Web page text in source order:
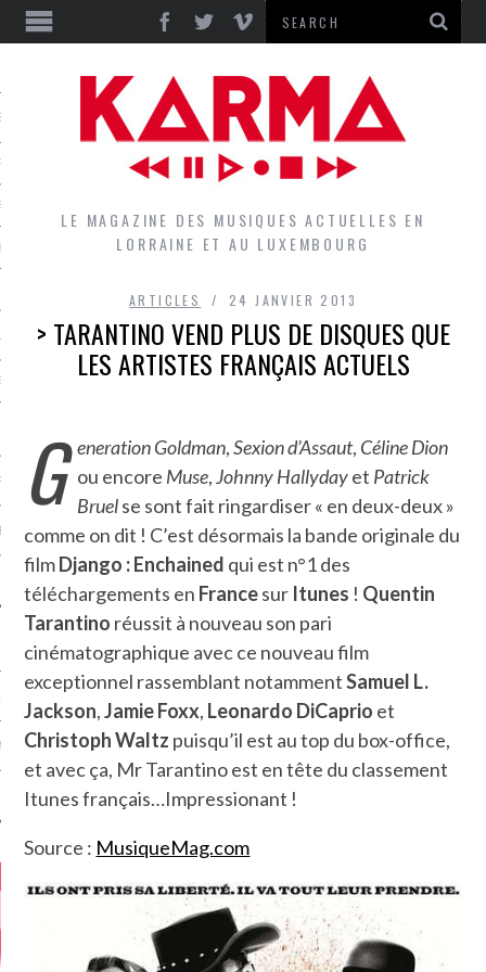
GROUPES DU LOCAL
LE MAGAZINE DES MUSIQUES ACTUELLES EN
LORRAINE ET AU LUXEMBOURG
ARTICLES 24 JANVIER 2013
> TARANTINO VEND PLUS DE DISQUES QUE
LES ARTISTES FRANÇAIS ACTUELS
G eneration Goldman,Sexion d’Assaut, Céline Dion
ou encore Muse,Johnny Hallydayet Patrick
Bruelse sont fait ringardiser « en deux-deux »
comme on dit ! C’est désormais la bande originale du
filmDjango : Enchained qui est n°1 des
téléchargements en Francesur Itunes ! Quentin
Tarantino réussit à nouveau son pari
cinématographique avec ce nouveau film
exceptionnel rassemblant notammentSamuel L.
Jackson,Jamie Foxx, Leonardo DiCaprio et
Christoph Waltz puisqu’il est au top du box-office,
et avec ça, Mr Tarantino est en tête du classement
Itunes français…Impressionant !
Source : MusiqueMag.com